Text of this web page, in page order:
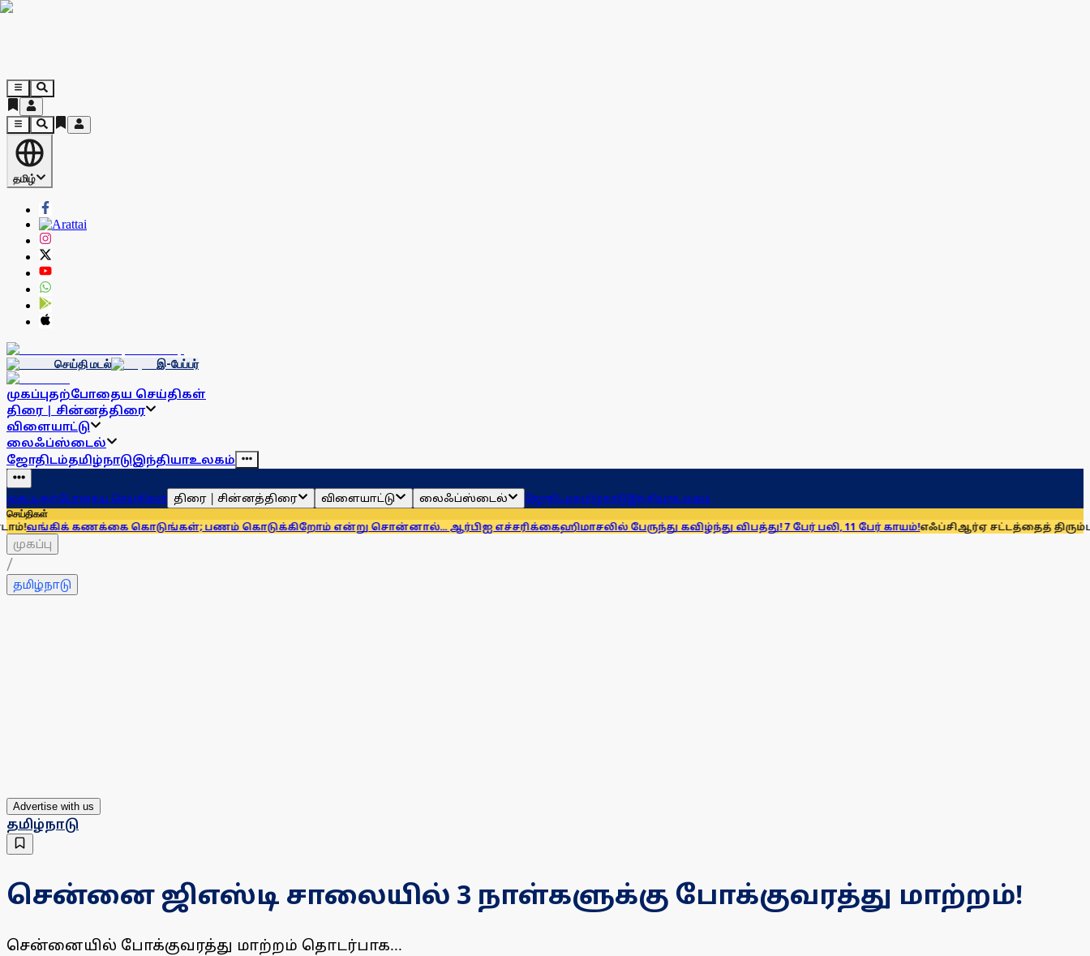
தமிழ்
செய்தி மடல் இ-பேப்பர்
முகப்புதற்போதைய செய்திகள்
திரை | சின்னத்திரை
விளையாட்டு
லைஃப்ஸ்டைல்
ஜோதிடம்தமிழ்நாடுஇந்தியாஉலகம்
முகப்புதற்போதைய செய்திகள் திரை | சின்னத்திரை விளையாட்டு லைஃப்ஸ்டைல் ஜோதிடம்தமிழ்நாடுஇந்தியாஉலகம்
செய்திகள்
கொடுங்கள்; பணம் கொடுக்கிறோம் என்று சொன்னால்... ஆர்பிஐ எச்சரிக்கைஹிமாசலில் பேருந்து கவிழ்ந்து விபத்து! 7 பேர் பலி, 11 பேர் காயம்!எஃப்சிஆர்ஏ சட்டத்தைத் திரும்பப் பெறுக:
முகப்பு
/
தமிழ்நாடு
Advertise with us
தமிழ்நாடு
சென்னை ஜிஎஸ்டி சாலையில் 3 நாள்களுக்கு போக்குவரத்து மாற்றம்!
சென்னையில் போக்குவரத்து மாற்றம் தொடர்பாக...